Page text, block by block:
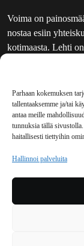
Parhaan kokemuksen
tallentaaksemme ja/tai
antaa meille
tunnuksia tällä
haitallisesti tiettyihin
Hallinnoi palveluita
Voima on
nostaa esiin
kotimaasta. Lehti
UUTISKIRJE
MAINOSTAJILLE
JAKELUPAIKAT
TILAUKSEN
TILAUSOHJEET